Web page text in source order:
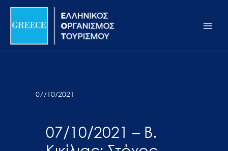
Σημείωση:
ιστότοπος
προσβασιμότητας.
Μετάβαση
περιεχόμενο
07/10/2021
07/10/2021 – Β.